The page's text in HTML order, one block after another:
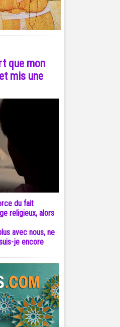
que mon
mis une
du fait
religieux, alors
avec nous, ne
je encore